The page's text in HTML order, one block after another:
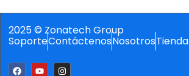
2025 © Zonatech Group
SoporteContáctenosNosotrosTienda